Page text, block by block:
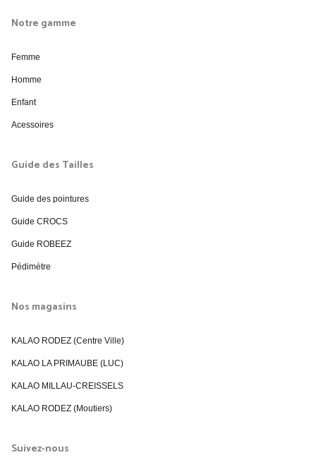
Notre gamme
Femme
Homme
Enfant
Acessoires
Guide des Tailles
Guide des pointures
Guide CROCS
Guide ROBEEZ
Pédimètre
Nos magasins
KALAO RODEZ (Centre Ville)
KALAO LA PRIMAUBE (LUC)
KALAO MILLAU-CREISSELS
KALAO RODEZ (Moutiers)
Suivez-nous